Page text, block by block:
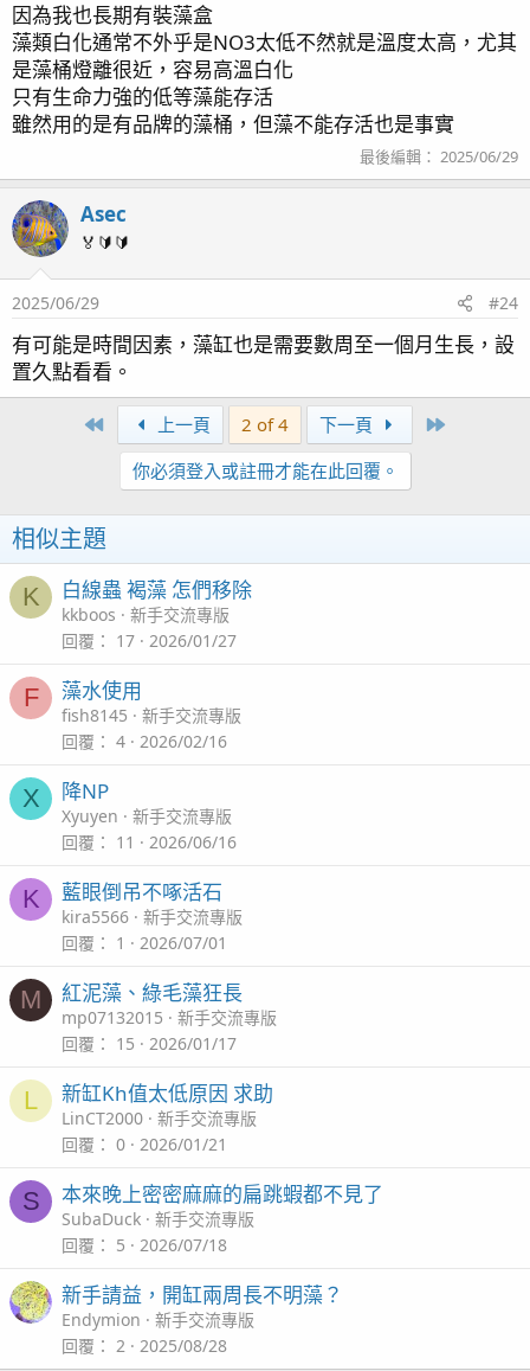
因為我也長期有裝藻盒
藻類白化通常不外乎是NO3太低不然就是溫度太高，尤其
是藻桶燈離很近，容易高溫白化
只有生命力強的低等藻能存活
雖然用的是有品牌的藻桶，但藻不能存活也是事實
最後編輯： 2025/06/29
Asec
🏅🔰🔰
2025/06/29 #24
有可能是時間因素，藻缸也是需要數周至一個月生長，設
置久點看看。
First 上一頁 2 of 4 下一頁
你必須登入或註冊才能在此回覆。
相似主題
K 白線蟲 褐藻 怎們移除
kkboos
新手交流專版
回覆
17 2026/01/27
F 藻水使用
fish8145
新手交流專版
回覆
4 2026/02/16
X 降NP
Xyuyen
新手交流專版
回覆
11 2026/06/16
K 藍眼倒吊不啄活石
kira5566
新手交流專版
回覆
1 2026/07/01
M 紅泥藻、綠毛藻狂長
mp07132015
新手交流專版
回覆
15 2026/01/17
L 新缸Kh值太低原因 求助
LinCT2000
新手交流專版
回覆
0 2026/01/21
S 本來晚上密密麻麻的扁跳蝦都不見了
SubaDuck
新手交流專版
回覆
5 2026/07/18
新手請益，開缸兩周長不明藻？
Endymion
新手交流專版
回覆
2 2025/08/28